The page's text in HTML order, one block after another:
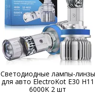
Светодиодные лампы-линзы
для авто ElectroKot E30 H11
6000K 2 шт